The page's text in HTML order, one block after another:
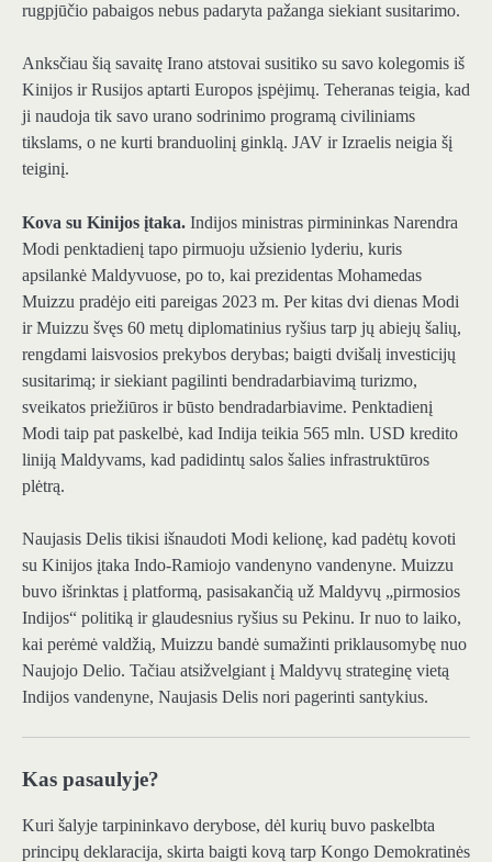
rugpjūčio pabaigos nebus padaryta pažanga siekiant susitarimo.
Anksčiau šią savaitę Irano atstovai susitiko su savo kolegomis iš
Kinijos ir Rusijos aptarti Europos įspėjimų. Teheranas teigia, kad
ji naudoja tik savo urano sodrinimo programą civiliniams
tikslams, o ne kurti branduolinį ginklą. JAV ir Izraelis neigia šį
teiginį.
Kova su Kinijos įtaka. Indijos ministras pirmininkas Narendra
Modi penktadienį tapo pirmuoju užsienio lyderiu, kuris
apsilankė Maldyvuose, po to, kai prezidentas Mohamedas
Muizzu pradėjo eiti pareigas 2023 m. Per kitas dvi dienas Modi
ir Muizzu švęs 60 metų diplomatinius ryšius tarp jų abiejų šalių,
rengdami laisvosios prekybos derybas; baigti dvišalį investicijų
susitarimą; ir siekiant pagilinti bendradarbiavimą turizmo,
sveikatos priežiūros ir būsto bendradarbiavime. Penktadienį
Modi taip pat paskelbė, kad Indija teikia 565 mln. USD kredito
liniją Maldyvams, kad padidintų salos šalies infrastruktūros
plėtrą.
Naujasis Delis tikisi išnaudoti Modi kelionę, kad padėtų kovoti
su Kinijos įtaka Indo-Ramiojo vandenyno vandenyne. Muizzu
buvo išrinktas į platformą, pasisakančią už Maldyvų „pirmosios
Indijos“ politiką ir glaudesnius ryšius su Pekinu. Ir nuo to laiko,
kai perėmė valdžią, Muizzu bandė sumažinti priklausomybę nuo
Naujojo Delio. Tačiau atsižvelgiant į Maldyvų strateginę vietą
Indijos vandenyne, Naujasis Delis nori pagerinti santykius.
Kas pasaulyje?
Kuri šalyje tarpininkavo derybose, dėl kurių buvo paskelbta
principų deklaracija, skirta baigti kovą tarp Kongo Demokratinės